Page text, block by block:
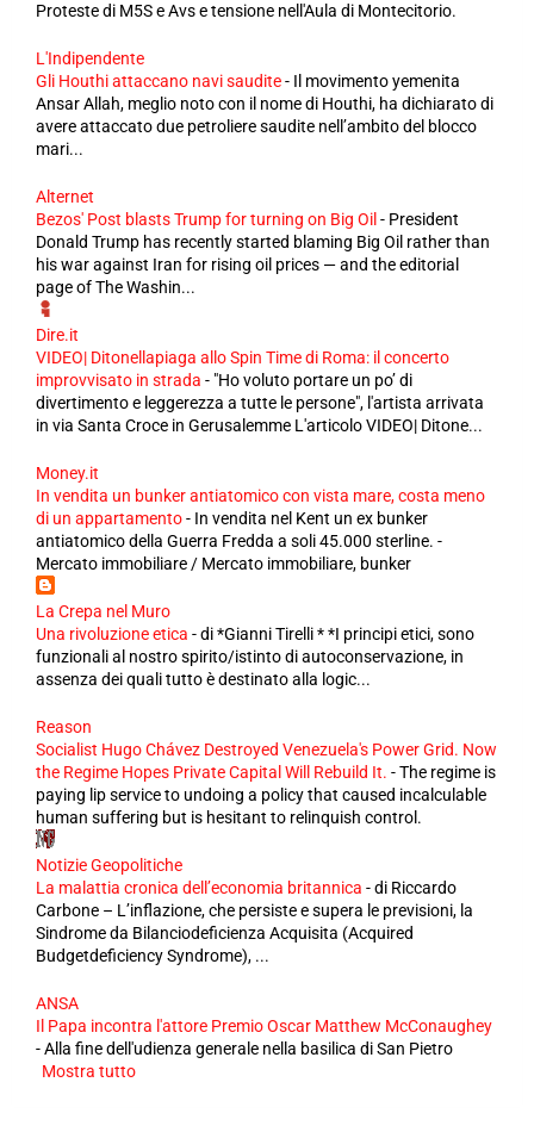
Proteste di M5S e Avs e tensione nell'Aula di Montecitorio.
L'Indipendente
Gli Houthi attaccano navi saudite- Il movimento yemenita
Ansar Allah, meglio noto con il nome di Houthi, ha dichiarato di
avere attaccato due petroliere saudite nell’ambito del blocco
mari...
Alternet
Bezos' Post blasts Trump for turning on Big Oil - President
Donald Trump has recently started blaming Big Oil rather than
his war against Iran for rising oil prices — and the editorial
page of The Washin...
Dire.it
VIDEO| Ditonellapiaga allo Spin Time di Roma: il concerto
improvvisato in strada - "Ho voluto portare un po’ di
divertimento e leggerezza a tutte le persone", l'artista arrivata
in via Santa Croce in Gerusalemme L'articolo VIDEO| Ditone...
Money.it
In vendita un bunker antiatomico con vista mare, costa meno
di un appartamento- In vendita nel Kent un ex bunker
antiatomico della Guerra Fredda a soli 45.000 sterline. -
Mercato immobiliare / Mercato immobiliare, bunker
La Crepa nel Muro
Una rivoluzione etica -di *Gianni Tirelli * *I principi etici, sono
funzionali al nostro spirito/istinto di autoconservazione, in
assenza dei quali tutto è destinato alla logic...
Reason
Socialist Hugo Chávez Destroyed Venezuela's Power Grid. Now
the Regime Hopes Private Capital Will Rebuild It. -The regime is
paying lip service to undoing a policy that caused incalculable
human suffering but is hesitant to relinquish control.
Notizie Geopolitiche
La malattia cronica dell’economia britannica -di Riccardo
Carbone – L’inflazione, che persiste e supera le previsioni, la
Sindrome da Bilanciodeficienza Acquisita (Acquired
Budgetdeficiency Syndrome), ...
ANSA
Il Papa incontra l'attore Premio Oscar Matthew McConaughey
-Alla fine dell'udienza generale nella basilica di San Pietro
Mostra tutto